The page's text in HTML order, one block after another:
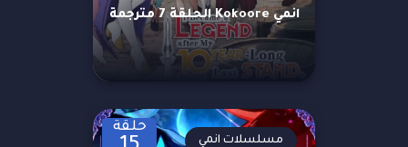
انمي Kokoore الحلقة 7 مترجمة
حلقة
مسلسلات انمي